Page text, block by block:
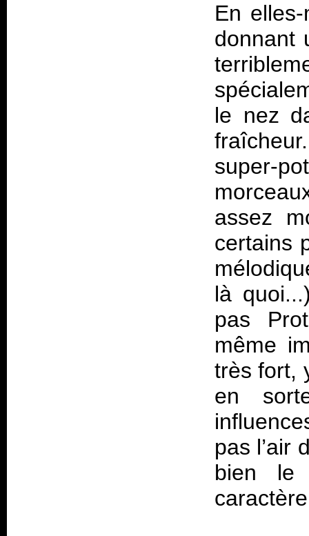
En
donnant
le nez
super-
assez
certains
là
pas
même
très fort,
en
pas l’air
bien le